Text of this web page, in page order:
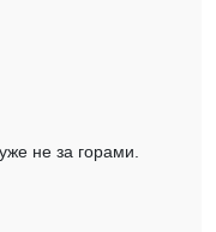
не за горами.